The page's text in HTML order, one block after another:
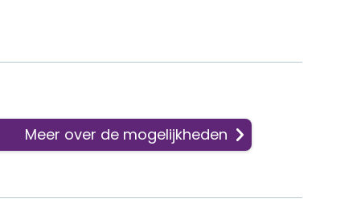
Meer over de mogelijkheden